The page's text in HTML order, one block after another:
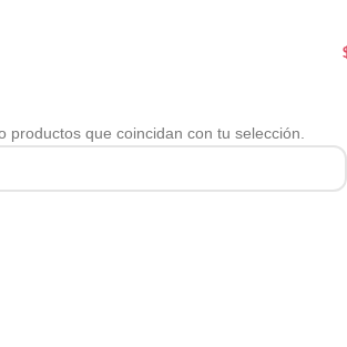
productos que coincidan con tu selección.